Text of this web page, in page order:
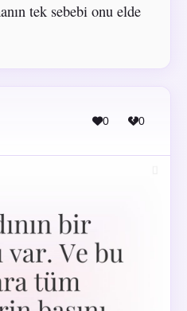
tek sebebi onu elde
0 0